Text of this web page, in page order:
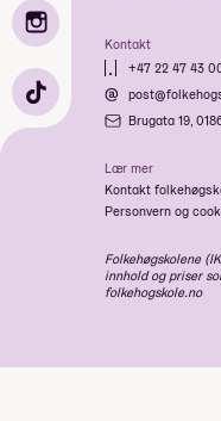
Kontakt
+47 22 47 43
Brugata 19,
Lær mer
Kontakt
Personvern og
Folkehøgskolene
innhold og priser
folkehogskole.no